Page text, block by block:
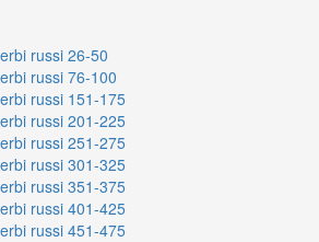
russi 26-50
russi 76-100
russi 151-175
russi 201-225
russi 251-275
russi 301-325
russi 351-375
russi 401-425
russi 451-475